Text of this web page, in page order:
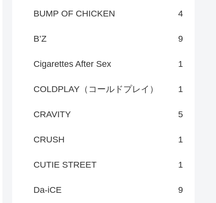
BUMP OF CHICKEN 4
B’Z 9
Cigarettes After Sex 1
COLDPLAY（コールドプレイ） 1
CRAVITY 5
CRUSH 1
CUTIE STREET 1
Da-iCE 9